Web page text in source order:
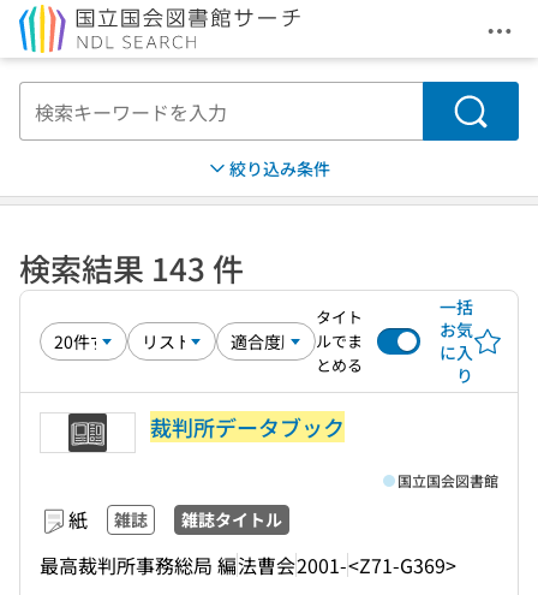
メ
検索
絞り込み条件
検索結果 143 件
タイト
ルでま
とめる
一括
お気
に入
り
裁判所データブック
紙 雑誌 雑誌タイトル
最高裁判所事務総局 編法曹会2001-<Z71-G369>
国立国会図書館